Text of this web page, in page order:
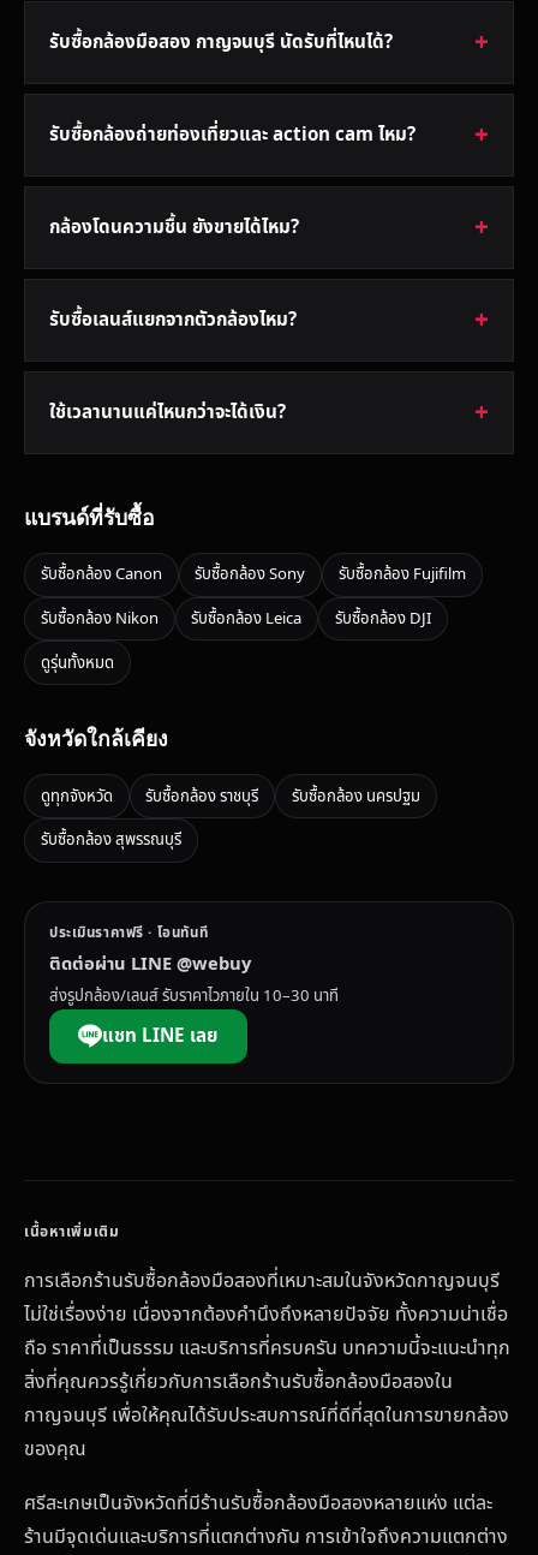
รับซื้อกล้องมือสอง กาญจนบุรี นัดรับที่ไหนได้?
รับซื้อกล้องถ่ายท่องเที่ยวและ action cam ไหม?
กล้องโดนความชื้น ยังขายได้ไหม?
รับซื้อเลนส์แยกจากตัวกล้องไหม?
ใช้เวลานานแค่ไหนกว่าจะได้เงิน?
แบรนด์ที่รับซื้อ
รับซื้อกล้อง Canon รับซื้อกล้อง Sony
รับซื้อกล้อง Fujifilm
รับซื้อกล้อง Nikon
รับซื้อกล้อง Leica
รับซื้อกล้อง DJI
ดูรุ่นทั้งหมด
จังหวัดใกล้เคียง
ดูทุกจังหวัด รับซื้อกล้อง ราชบุรี
รับซื้อกล้อง นครปฐม
รับซื้อกล้อง สุพรรณบุรี
ประเมินราคาฟรี · โอนทันที
ติดต่อผ่าน LINE @webuy
ส่งรูปกล้อง/เลนส์ รับราคาไวภายใน 10–30 นาที
แชท LINE เลย
การเลือกร้านรับซื้อกล้องมือสองที่เหมาะสมในจังหวัดกาญจนบุรี
ไม่ใช่เรื่องง่าย เนื่องจากต้องคำนึงถึงหลายปัจจัย ทั้งความน่าเชื่อ
ถือ ราคาที่เป็นธรรม และบริการที่ครบครัน บทความนี้จะแนะนำทุก
สิ่งที่คุณควรรู้เกี่ยวกับการเลือกร้านรับซื้อกล้องมือสองใน
กาญจนบุรี เพื่อให้คุณได้รับประสบการณ์ที่ดีที่สุดในการขายกล้อง
ของคุณ
ศรีสะเกษเป็นจังหวัดที่มีร้านรับซื้อกล้องมือสองหลายแห่ง แต่ละ
ร้านมีจุดเด่นและบริการที่แตกต่างกัน การเข้าใจถึงความแตกต่าง